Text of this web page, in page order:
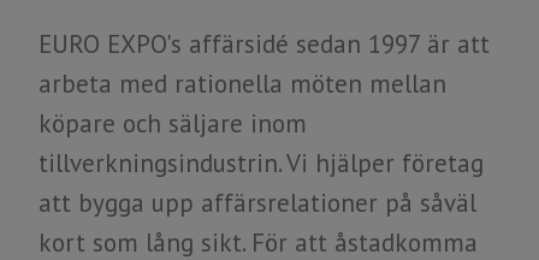
EURO EXPO's affärsidé sedan 1997 är att
arbeta med rationella möten mellan
köpare och säljare inom
tillverkningsindustrin. Vi hjälper företag
att bygga upp affärsrelationer på såväl
kort som lång sikt. För att åstadkomma